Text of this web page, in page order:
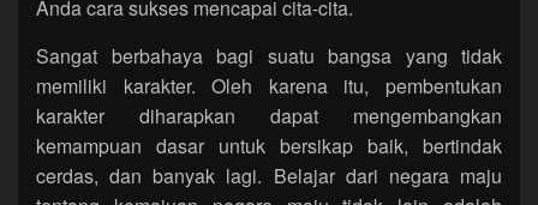
Anda cara sukses mencapai cita-cita.
Sangat berbahaya bagi suatu bangsa yang tidak
memiliki karakter. Oleh karena itu, pembentukan
karakter diharapkan dapat mengembangkan
kemampuan dasar untuk bersikap baik, bertindak
cerdas, dan banyak lagi. Belajar dari negara maju